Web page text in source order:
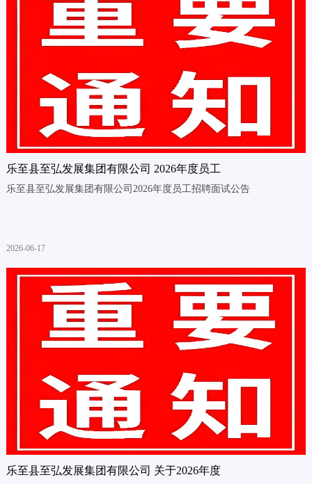
乐至县至弘发展集团有限公司 2026年度员工
乐至县至弘发展集团有限公司2026年度员工招聘面试公告
2026-06-17
乐至县至弘发展集团有限公司 关于2026年度